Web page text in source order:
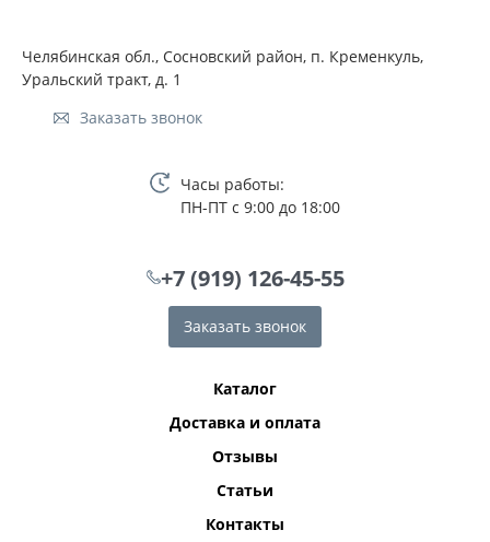
Челябинская обл., Сосновский район, п. Кременкуль,
Уральский тракт, д. 1
Заказать звонок
Часы работы:
ПН-ПТ с 9:00 до 18:00
+7 (919) 126-45-55
Заказать звонок
Каталог
Доставка и оплата
Отзывы
Статьи
Контакты